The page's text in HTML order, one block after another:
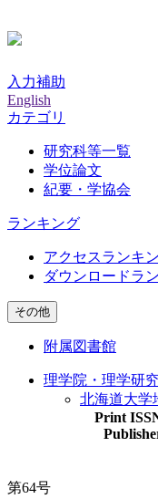
入力補助
English
カテゴリ
研究科等一覧
学位論文
紀要・学協会
ランキング
アクセスランキ
ダウンロードラ
その他
附属図書館
理学院・理学研
北海道大学
Print
第64号